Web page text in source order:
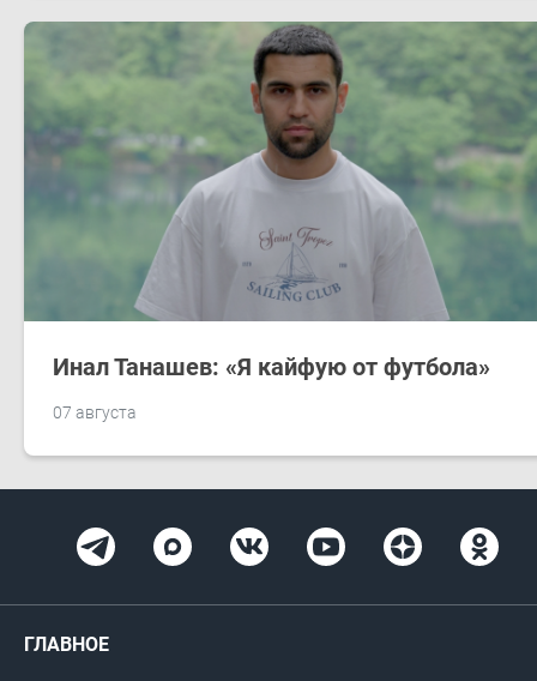
07 августа
Инал Танашев: «Я кайфую от футбола»
ГЛАВНОЕ